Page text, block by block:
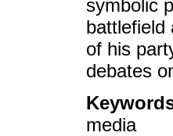
symbolic
battlefield
of his
debates
media